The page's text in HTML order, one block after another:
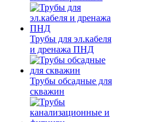
Трубы для эл.кабеля
и дренажа ПНД
Трубы обсадные для
скважин